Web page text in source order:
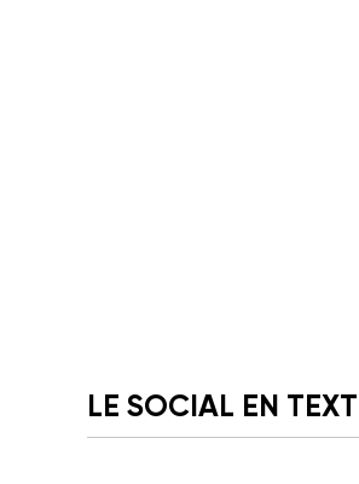
LE SOCIAL EN